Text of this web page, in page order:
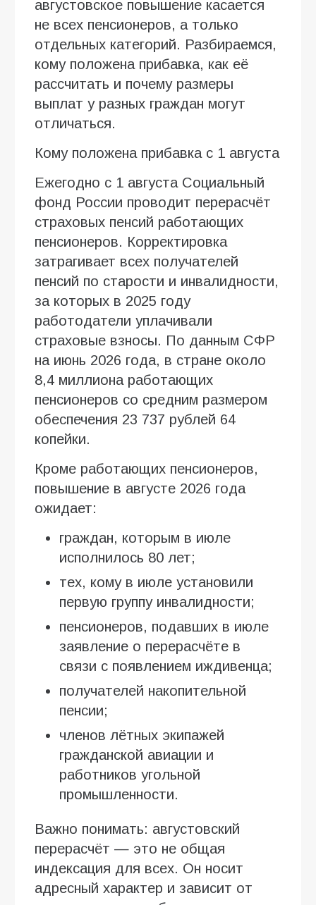
августовское повышение касается
не всех пенсионеров, а только
отдельных категорий. Разбираемся,
кому положена прибавка, как её
рассчитать и почему размеры
выплат у разных граждан могут
отличаться.
Кому положена прибавка с 1 августа
Ежегодно с 1 августа Социальный
фонд России проводит перерасчёт
страховых пенсий работающих
пенсионеров. Корректировка
затрагивает всех получателей
пенсий по старости и инвалидности,
за которых в 2025 году
работодатели уплачивали
страховые взносы. По данным СФР
на июнь 2026 года, в стране около
8,4 миллиона работающих
пенсионеров со средним размером
обеспечения 23 737 рублей 64
копейки.
Кроме работающих пенсионеров,
повышение в августе 2026 года
ожидает:
граждан, которым в июле
исполнилось 80 лет;
тех, кому в июле установили
первую группу инвалидности;
пенсионеров, подавших в июле
заявление о перерасчёте в
связи с появлением иждивенца;
получателей накопительной
пенсии;
членов лётных экипажей
гражданской авиации и
работников угольной
промышленности.
Важно понимать: августовский
перерасчёт — это не общая
индексация для всех. Он носит
адресный характер и зависит от